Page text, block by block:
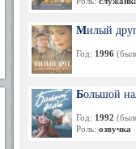
Милый
Год: 1996
Большой
Год: 1992
Роль: озвучка